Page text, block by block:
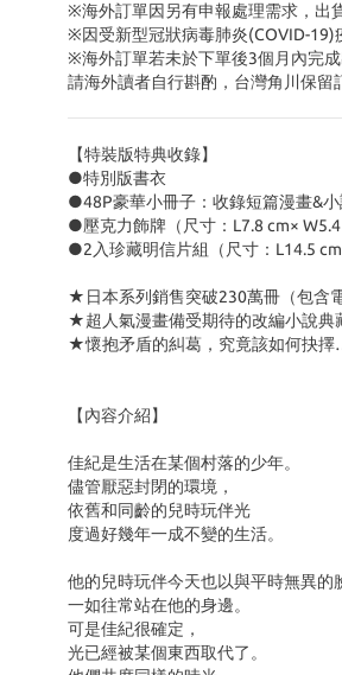
※海外訂單因另有申報處理需求，出
※因受新型冠狀病毒肺炎(COVID-19)
※海外訂單若未於下單後3個月內完成
請海外讀者自行斟酌，台灣角川保留
【特裝版特典收錄】
●特別版書衣
●48P豪華小冊子：收錄短篇漫畫&小
●壓克力飾牌（尺寸：L7.8 cm× W5.4
●2入珍藏明信片組（尺寸：L14.5
★日本系列銷售突破230萬冊（包含
★超人氣漫畫備受期待的改編小說典
★懷抱矛盾的糾葛，究竟該如何抉
【內容介紹】
佳紀是生活在某個村落的少年。
儘管厭惡封閉的環境，
依舊和同齡的兒時玩伴光
度過好幾年一成不變的生活。
他的兒時玩伴今天也以與平時無異的
一如往常站在他的身邊。
可是佳紀很確定，
光已經被某個東西取代了。